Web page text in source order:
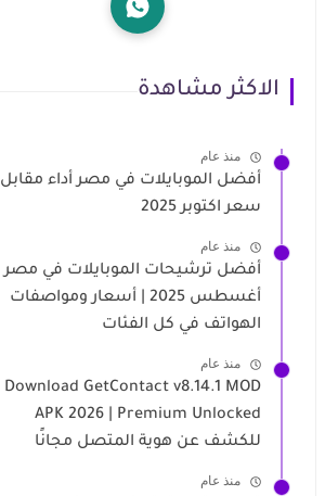
الاكثر مشاهدة
منذ عام
أفضل الموبايلات في مصر أداء مقابل
سعر اكتوبر 2025
منذ عام
أفضل ترشيحات الموبايلات في مصر
أغسطس 2025 | أسعار ومواصفات
الهواتف في كل الفئات
منذ عام
Download GetContact v8.14.1 MOD
APK 2026 | Premium Unlocked
للكشف عن هوية المتصل مجانًا
منذ عام